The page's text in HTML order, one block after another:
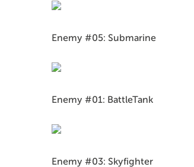
Enemy #05: Submarine
Enemy #01: BattleTank
Enemy #03: Skyfighter